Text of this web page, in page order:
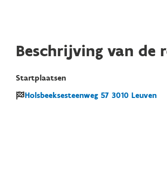
Beschrijving van de
Startplaatsen
Holsbeeksesteenweg 57 3010 Leuven